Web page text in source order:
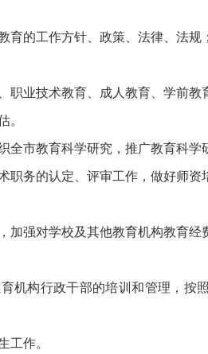
的工作方针、政策、法律、法规
业技术教育、成人教育、学前教
市教育科学研究，推广教育科学
务的认定、评审工作，做好师资
强对学校及其他教育机构教育经
构行政干部的培训和管理，按
作。